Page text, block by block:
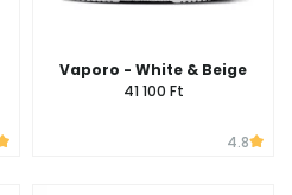
Vaporo - White & Beige
41 100 Ft
4.8